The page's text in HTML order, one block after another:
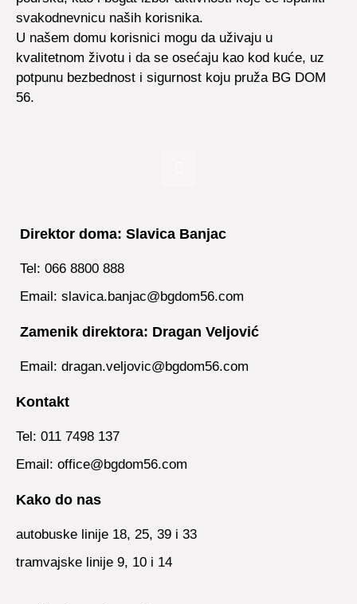
svakodnevnicu naših korisnika.
U našem domu korisnici mogu da uživaju u
kvalitetnom životu i da se osećaju kao kod kuće, uz
potpunu bezbednost i sigurnost koju pruža BG DOM
56.
Direktor doma: Slavica Banjac
Tel: 066 8800 888
Email: slavica.banjac@bgdom56.com
Zamenik direktora: Dragan Veljović
Email: dragan.veljovic@bgdom56.com
Kontakt
Tel: 011 7498 137
Email: office@bgdom56.com
Kako do nas
autobuske linije 18, 25, 39 i 33
tramvajske linije 9, 10 i 14